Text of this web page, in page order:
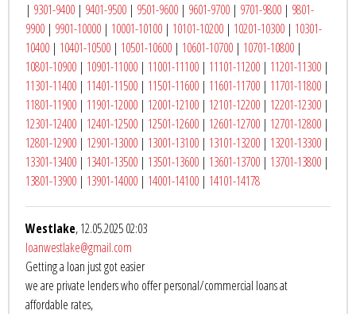
| 9301-9400 | 9401-9500 | 9501-9600 | 9601-9700 | 9701-9800 | 9801-
9900 | 9901-10000 | 10001-10100 | 10101-10200 | 10201-10300 | 10301-
10400 | 10401-10500 | 10501-10600 | 10601-10700 | 10701-10800 |
10801-10900 | 10901-11000 | 11001-11100 | 11101-11200 | 11201-11300 |
11301-11400 | 11401-11500 | 11501-11600 | 11601-11700 | 11701-11800 |
11801-11900 | 11901-12000 | 12001-12100 | 12101-12200 | 12201-12300 |
12301-12400 | 12401-12500 | 12501-12600 | 12601-12700 | 12701-12800 |
12801-12900 | 12901-13000 | 13001-13100 | 13101-13200 | 13201-13300 |
13301-13400 | 13401-13500 | 13501-13600 | 13601-13700 | 13701-13800 |
13801-13900 | 13901-14000 | 14001-14100 | 14101-14178
Westlake, 12.05.2025 02:03
loanwestlake@gmail.com
Getting a loan just got easier
we are private lenders who offer personal/commercial loans at
affordable rates,